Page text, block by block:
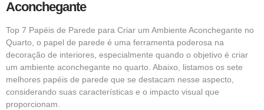
Aconchegante
Top 7 Papéis de Parede para Criar um Ambiente Aconchegante no
Quarto, o papel de parede é uma ferramenta poderosa na
decoração de interiores, especialmente quando o objetivo é criar
um ambiente aconchegante no quarto. Abaixo, listamos os sete
melhores papéis de parede que se destacam nesse aspecto,
considerando suas características e o impacto visual que
proporcionam.